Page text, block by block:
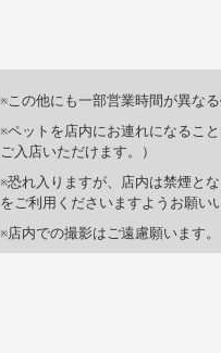
この他にも一部営業時間が異な
ペットを店内にお連れになるこ
ご入店いただけます。）
恐れ入りますが、店内は禁煙と
をご利用くださいますようお願い
店内での撮影はご遠慮願います。